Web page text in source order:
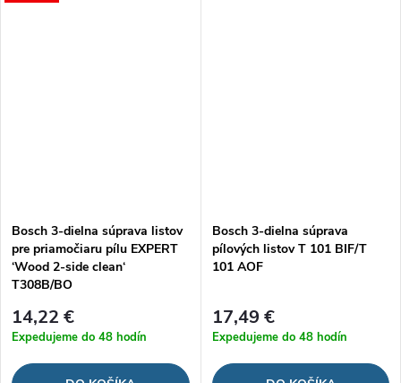
Bosch 3-dielna súprava listov
pre priamočiaru pílu EXPERT
‘Wood 2-side clean‘
T308B/BO
14,22 €
Expedujeme do 48 hodín
Bosch 3-dielna súprava
pílových listov T 101 BIF/T
101 AOF
17,49 €
Expedujeme do 48 hodín